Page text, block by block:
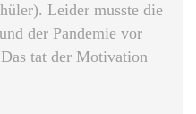
Leider musste die
der Pandemie vor
tat der Motivation